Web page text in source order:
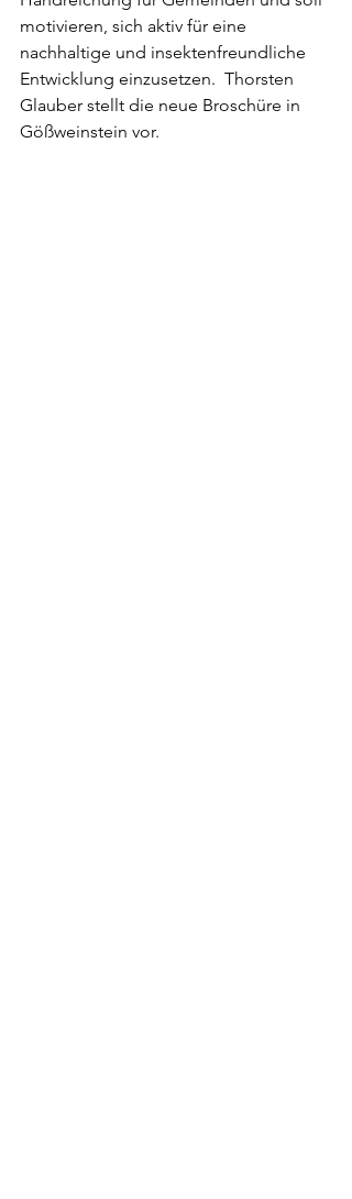
motivieren, sich aktiv für eine
nachhaltige und insektenfreundliche
Entwicklung einzusetzen.  Thorsten
Glauber stellt die neue Broschüre in
Gößweinstein vor.